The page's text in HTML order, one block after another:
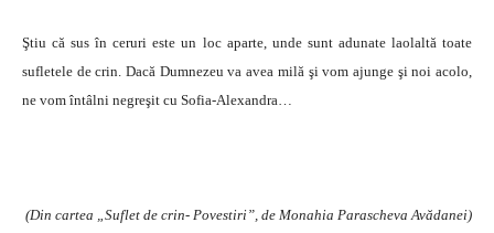
Ştiu că sus în ceruri este un loc aparte, unde sunt adunate laolaltă toate
sufletele de crin. Dacă Dumnezeu va avea milă şi vom ajunge şi noi acolo,
ne vom întâlni negreşit cu Sofia-Alexandra…
(Din cartea „Suflet de crin- Povestiri”, de Monahia Parascheva Avădanei)